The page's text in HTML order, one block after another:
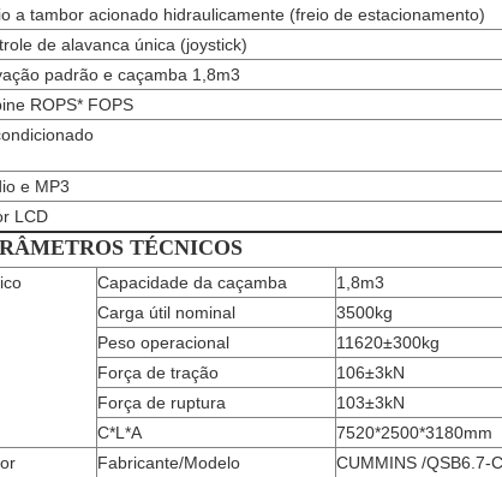
a tambor acionado hidraulicamente (freio de estacionamento)
de alavanca única (joystick)
padrão e caçamba 1,8m3
ROPS* FOPS
e MP3
LCD
TÉCNICOS
Capacidade da caçamba
1,8m3
Carga útil nominal
3500kg
Peso operacional
11620±300kg
Força de tração
106±3kN
Força de ruptura
103±3kN
C*L*A
7520*2500*3180mm
Fabricante/Modelo
CUMMINS /QSB6.7-